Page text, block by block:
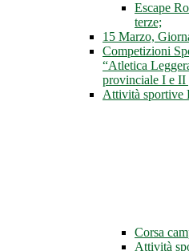
Escape
terze;
15 Marzo,
Competizioni
“Atletica
provinciale I e II
Attività sportive
Corsa
Attività